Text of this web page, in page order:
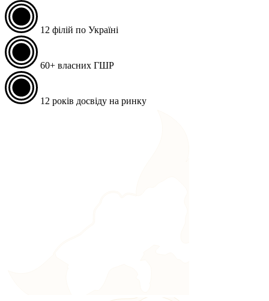
12 філій по Україні
60+ власних ГШР
12 років досвіду на ринку